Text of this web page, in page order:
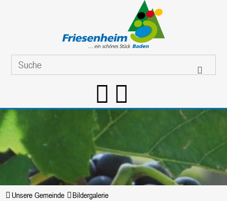
Unsere Gemeinde Bildergalerie